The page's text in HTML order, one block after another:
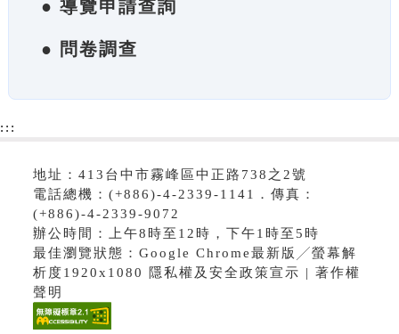
● 導覽申請查詢
● 問卷調查
:::
地址：413台中市霧峰區中正路738之2號
電話總機：(+886)-4-2339-1141．傳真：
(+886)-4-2339-9072
辦公時間：上午8時至12時，下午1時至5時
最佳瀏覽狀態：Google Chrome最新版╱螢幕解
析度1920x1080 隱私權及安全政策宣示 | 著作權
聲明